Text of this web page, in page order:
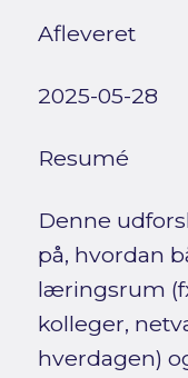
Afleveret
2025-05-28
Resumé
Denne
på, hvordan
læringsrum
kolleger,
hverdagen)